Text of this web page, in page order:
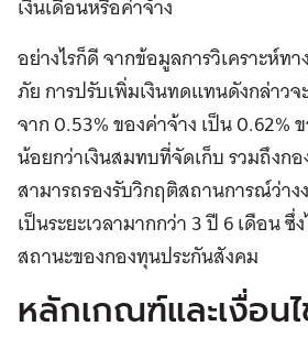
เงินเดือนหรือค่าจ้าง
อย่างไรก็ดี จากข้อมูลการวิเคราะห์
ภัย การปรับเพิ่มเงินทดแทนดังกล่าว
จาก 0.53% ของค่าจ้าง เป็น 0.62%
น้อยกว่าเงินสมทบที่จัดเก็บ รวมถึงก
สามารถรองรับวิกฤติสถานการณ์ว่าง
เป็นระยะเวลามากกว่า 3 ปี 6 เดือน
สถานะของกองทุนประกันสังคม
หลักเกณฑ์และเงื่อน